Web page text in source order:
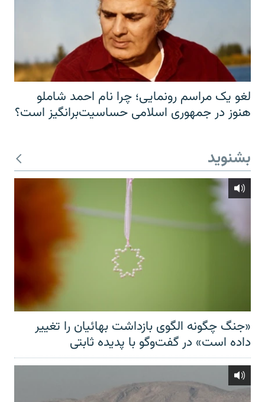
لغو یک مراسم رونمایی؛ چرا نام احمد شاملو
هنوز در جمهوری اسلامی حساسیت‌برانگیز است؟
بشنوید
«جنگ چگونه الگوی بازداشت بهائیان را تغییر
داده است» در گفت‌وگو با پدیده ثابتی